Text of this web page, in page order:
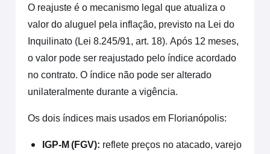
O reajuste é o mecanismo legal que atualiza o
valor do aluguel pela inflação, previsto na Lei do
Inquilinato (Lei 8.245/91, art. 18). Após 12 meses,
o valor pode ser reajustado pelo índice acordado
no contrato. O índice não pode ser alterado
unilateralmente durante a vigência.
Os dois índices mais usados em Florianópolis:
IGP-M (FGV): reflete preços no atacado, varejo